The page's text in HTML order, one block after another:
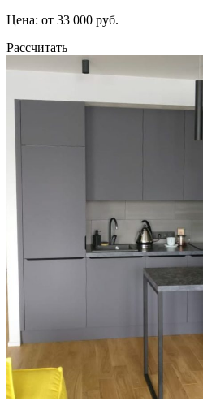
Цена: от 33 000 руб.
Рассчитать